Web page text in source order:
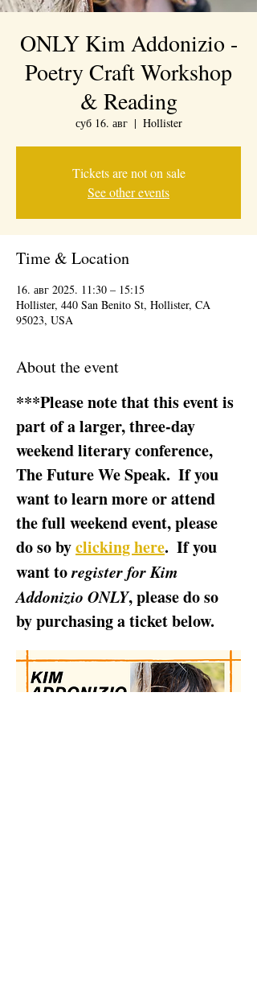
ONLY Kim Addonizio -
Poetry Craft Workshop
& Reading
суб 16. авг
  |
Hollister
Tickets are not on sale
See other events
Time & Location
16. авг 2025. 11:30 – 15:15
Hollister, 440 San Benito St, Hollister, CA
95023, USA
About the event
***Please note that this event is
part of a larger, three-day
weekend literary conference,
The Future We Speak.  If you
want to learn more or attend
the full weekend event, please
do so by clicking here.  If you
want to register for Kim
Addonizio ONLY, please do so
by purchasing a ticket below.